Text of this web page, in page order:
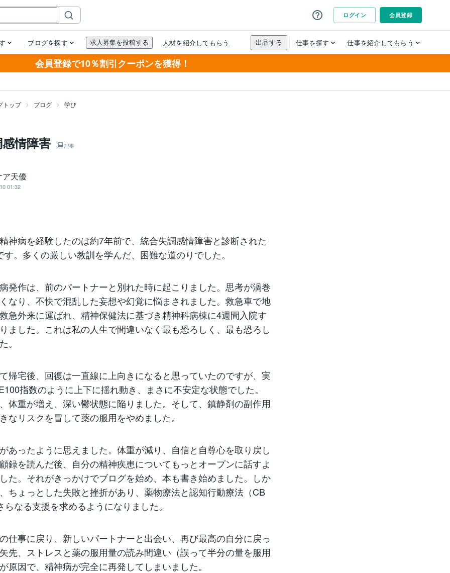
会員登録で10％割引クーポンを獲得！
トップ ブログ 学び
情障害 記事
ア天優
01:32
神病を経験したのは約7年前で、統合失調感情障害と診断された
す。多くの厳しい教訓を学んだ、困難な道のりでした。
発作は、前のパートナーと別れた時に起こりました。思考が渦巻
なり、不快で混乱した妄想や幻覚に悩まされました。救急車で地
急外来に運ばれ、精神保健法に基づき精神科病棟に4週間入院す
ました。これは私の人生で間違いなく最も恐ろしく、最も恐ろし
。
帰宅後、回復は一直線に上向きになると思っていたのですが、実
指数のように上下に揺れ動き、まさに不安定な状態でした。
体重が増え、深い鬱状態に陥りました。そして、鎮静剤の副作用
なリスクを冒して薬の服用をやめました。
あったように思えました。体重が減り、自信と自尊心を取り戻し
録を読んだ後、自分の精神疾患についてもっとオープンに話すよ
た。それがきっかけでブログを始め、本も書き始めました。しか
ちょっとした失敗と挫折があり、薬物療法と認知行動療法（CB
らなる支援を求めるようになりました。
仕事に戻り、新しいパートナーと出会い、再び最高の自分に戻っ
先、ストレスと薬の服用量の読み間違い（誤って半分の量を服用
原因で、精神病が完全に再発してしまいました。